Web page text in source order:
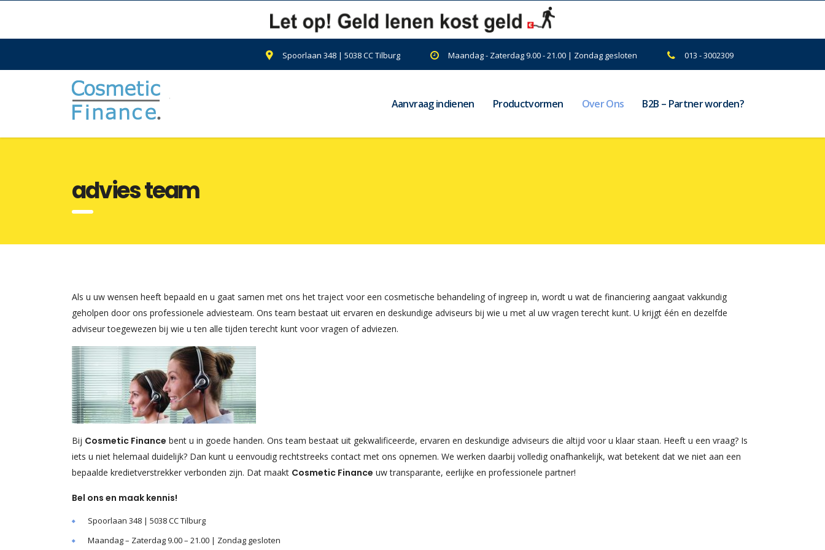
Spoorlaan 348 | 5038 CC Tilburg Maandag - Zaterdag 9.00 - 21.00 | Zondag gesloten 013 - 3002309
Aanvraag indienen Productvormen Over Ons B2B – Partner worden?
advies team
Als u uw wensen heeft bepaald en u gaat samen met ons het traject voor een cosmetische behandeling of ingreep in, wordt u wat de financiering aangaat vakkundig
geholpen door ons professionele adviesteam. Ons team bestaat uit ervaren en deskundige adviseurs bij wie u met al uw vragen terecht kunt. U krijgt één en dezelfde
adviseur toegewezen bij wie u ten alle tijden terecht kunt voor vragen of adviezen.
Bij Cosmetic Finance bent u in goede handen. Ons team bestaat uit gekwalificeerde, ervaren en deskundige adviseurs die altijd voor u klaar staan. Heeft u een vraag? Is
iets u niet helemaal duidelijk? Dan kunt u eenvoudig rechtstreeks contact met ons opnemen. We werken daarbij volledig onafhankelijk, wat betekent dat we niet aan een
bepaalde kredietverstrekker verbonden zijn. Dat maakt Cosmetic Finance uw transparante, eerlijke en professionele partner!
Bel ons en maak kennis!
Spoorlaan 348 | 5038 CC Tilburg
Maandag – Zaterdag 9.00 – 21.00 | Zondag gesloten